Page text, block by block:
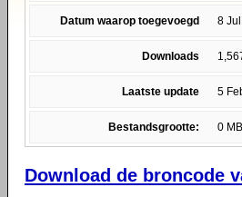
Datum waarop toegevoegd 8
Downloads
Laatste update 5
Bestandsgrootte: 0
Download de broncode